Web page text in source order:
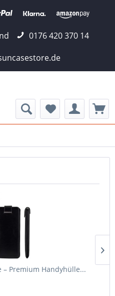
0176 420 370 14
– Premium Handyhülle...